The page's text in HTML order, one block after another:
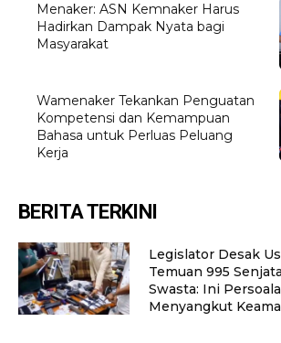
Menaker: ASN Kemnaker Harus
Hadirkan Dampak Nyata bagi
Masyarakat
Wamenaker Tekankan Penguatan
Kompetensi dan Kemampuan
Bahasa untuk Perluas Peluang
Kerja
BERITA TERKINI
Legislator Desak
Temuan 995
Swasta: Ini
Menyangkut